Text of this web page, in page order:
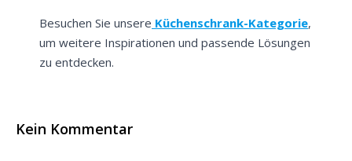
Besuchen Sie unsere Küchenschrank-Kategorie,
um weitere Inspirationen und passende Lösungen
zu entdecken.
Kein Kommentar